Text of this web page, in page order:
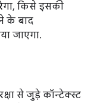
किसे इसकी
के बाद
जाएगा.
से जुड़े कॉन्टेक्स्ट